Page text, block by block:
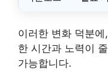
이러한 변화 덕분
한 시간과 노력이
가능합니다.